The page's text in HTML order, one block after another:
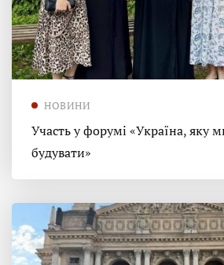
НОВИНИ
Участь у форумі «Україна, яку
будувати»